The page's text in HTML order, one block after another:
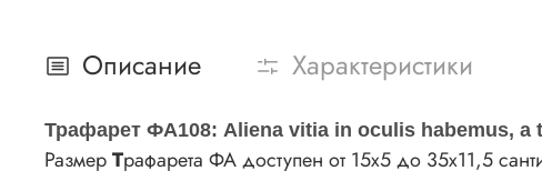
Описание Характеристики
Трафарет ФА108: Aliena vitia in oculis habemus, а
РазмерТрафарета ФА доступен от 15х5 до 35х11,5